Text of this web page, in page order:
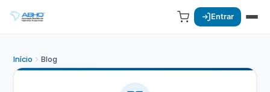
Entrar
Início Blog